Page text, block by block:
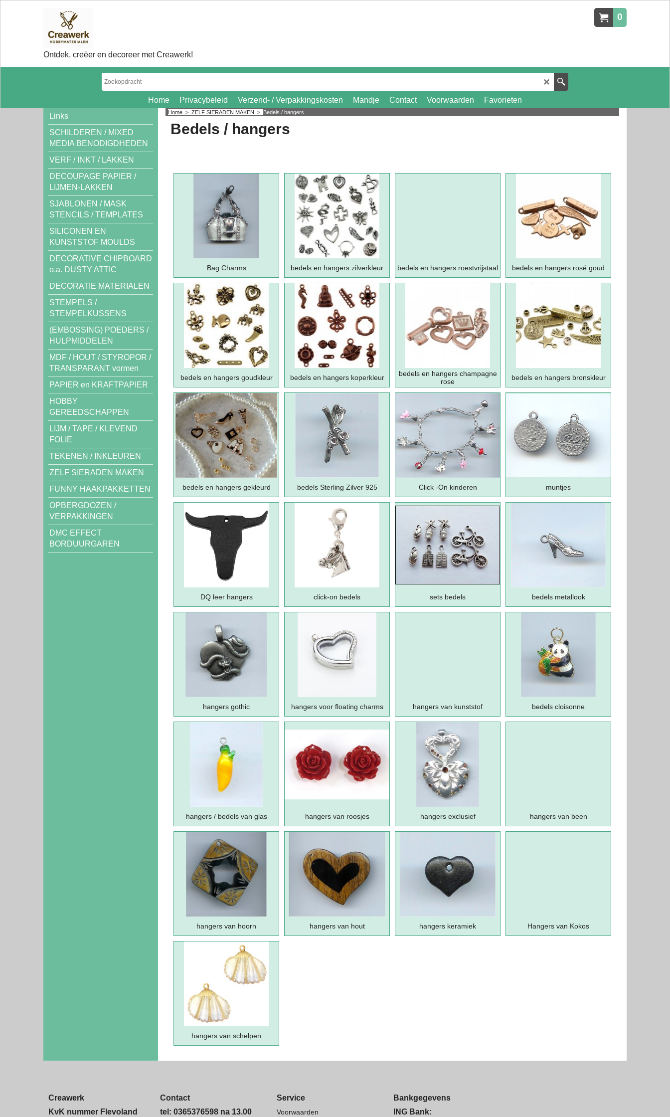
0
Ontdek, creëer en decoreer met Creawerk!
Home Privacybeleid Verzend- / Verpakkingskosten Mandje Contact Voorwaarden
Favorieten
Links
SCHILDEREN / MIXED
MEDIA BENODIGDHEDEN
VERF / INKT / LAKKEN
DECOUPAGE PAPIER /
LIJMEN-LAKKEN
SJABLONEN / MASK
STENCILS / TEMPLATES
SILICONEN EN
KUNSTSTOF MOULDS
DECORATIVE CHIPBOARD
o.a. DUSTY ATTIC
DECORATIE MATERIALEN
STEMPELS /
STEMPELKUSSENS
(EMBOSSING) POEDERS /
HULPMIDDELEN
MDF / HOUT / STYROPOR /
TRANSPARANT vormen
PAPIER en KRAFTPAPIER
HOBBY
GEREEDSCHAPPEN
LIJM / TAPE / KLEVEND
FOLIE
TEKENEN / INKLEUREN
ZELF SIERADEN MAKEN
FUNNY HAAKPAKKETTEN
OPBERGDOZEN /
VERPAKKINGEN
DMC EFFECT
BORDUURGAREN
Home > ZELF SIERADEN MAKEN > Bedels / hangers
Bedels / hangers
Bag Charms bedels en hangers zilverkleur bedels en hangers roestvrijstaal bedels en hangers rosé goud
bedels en hangers goudkleur bedels en hangers koperkleur
bedels en hangers champagne
rose
bedels en hangers bronskleur
bedels en hangers gekleurd bedels Sterling Zilver 925 Click -On kinderen muntjes
DQ leer hangers click-on bedels sets bedels bedels metallook
hangers gothic hangers voor floating charms hangers van kunststof bedels cloisonne
hangers / bedels van glas hangers van roosjes hangers exclusief hangers van been
hangers van hoorn hangers van hout hangers keramiek Hangers van Kokos
hangers van schelpen
Creawerk
KvK nummer Flevoland
Contact
tel: 0365376598 na 13.00
Service
Voorwaarden
Bankgegevens
ING Bank: